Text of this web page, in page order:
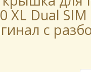
XL Dual
с